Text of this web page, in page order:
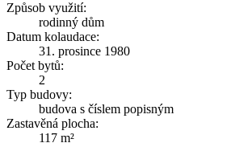
Způsob využití:
rodinný dům
Datum kolaudace:
31. prosince 1980
Počet bytů:
2
Typ budovy:
budova s číslem popisným
Zastavěná plocha:
117 m²